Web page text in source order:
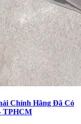
Chính Hãng Đã Có
TPHCM